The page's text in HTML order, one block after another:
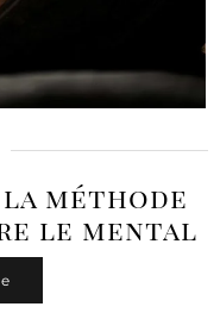
la méthode
le mental